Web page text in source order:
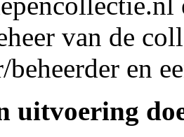
van de
en
uitvoering